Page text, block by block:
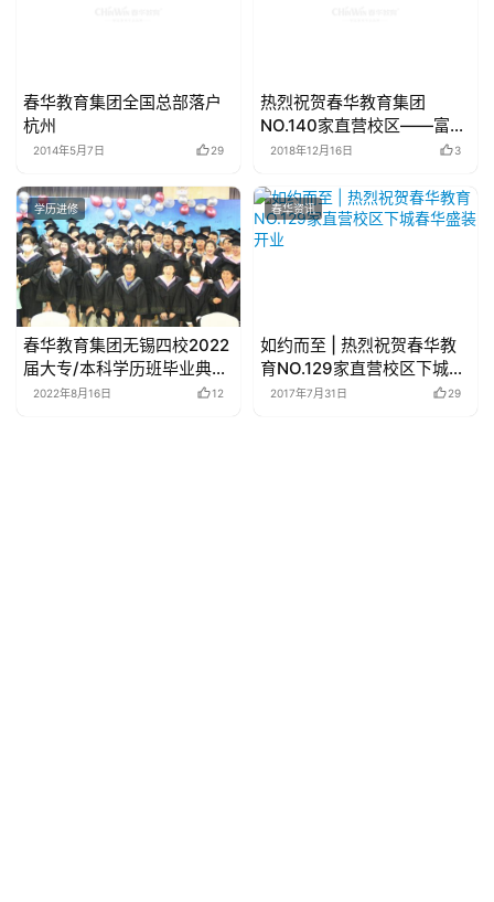
春华教育集团全国总部落户
杭州
2014年5月7日 29
热烈祝贺春华教育集团
NO.140家直营校区——富阳
春华盛装开业!
2018年12月16日 3
学历进修
春华教育集团无锡四校2022
届大专/本科学历班毕业典礼
圆满举行
2022年8月16日 12
春华资讯
如约而至 | 热烈祝贺春华教
育NO.129家直营校区下城春
华盛装开业
2017年7月31日 29